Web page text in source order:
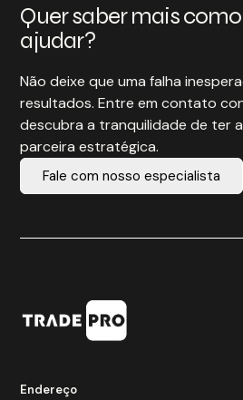
Quer saber mais
ajudar?
Não deixe que uma falha
resultados. Entre em contato
descubra a tranquilidade de ter
parceira estratégica.
Fale com nosso especialista
Endereço